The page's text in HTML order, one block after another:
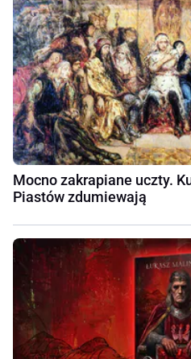
Mocno zakrapiane uczty.
Piastów zdumiewają